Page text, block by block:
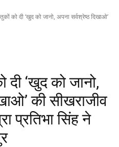
को दी ‘खुद को जानो, अपना सर्वश्रेष्ठ दिखाओ’
दी ‘खुद को जानो,
की सीखराजीव
प्रतिभा सिंह ने